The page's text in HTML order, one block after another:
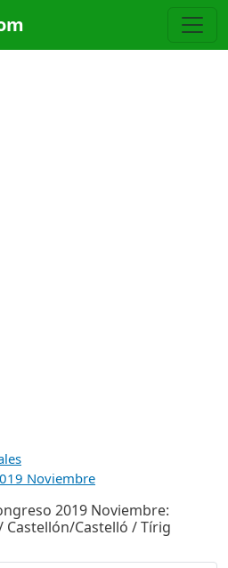
Noviembre
2019 Noviembre:
Castellón/Castelló / Tírig